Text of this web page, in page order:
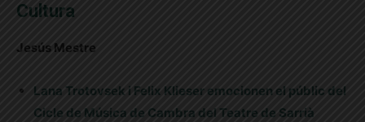
Cultura
Jesús Mestre
Lana Trotovsek i Felix Klieser emocionen el públic del
Cicle de Música de Cambra del Teatre de Sarrià